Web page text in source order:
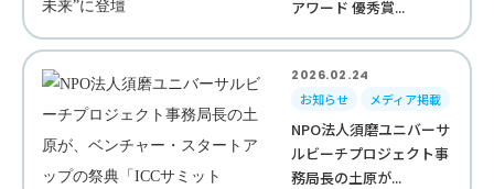
アワード 優秀賞...
2026.02.24
お知らせ
メディア掲載
NPO法人須磨ユニバーサ
ルビーチプロジェクト事
務局長の土原が...